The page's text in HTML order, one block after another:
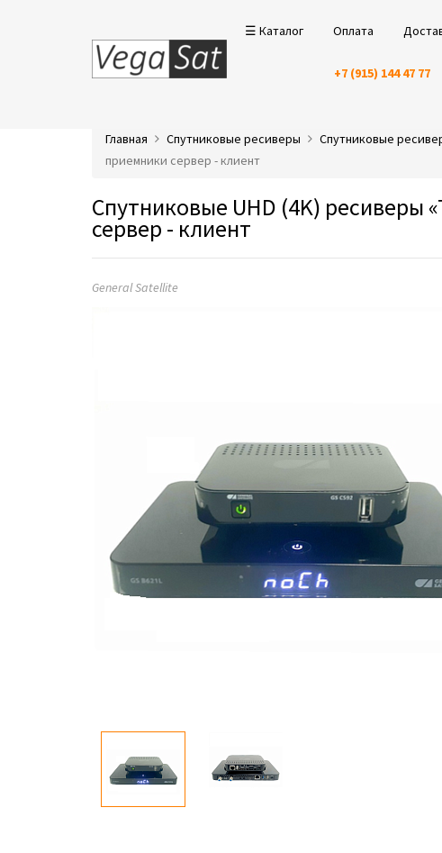
☰ Каталог Оплата
+7 (915) 144 47 77
Главная Спутниковые ресиверы Спутниковые
приемники сервер - клиент
Спутниковые UHD (4K) ресиверы
сервер - клиент
General Satellite